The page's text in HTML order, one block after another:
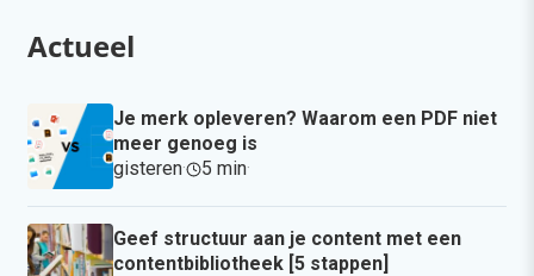
Actueel
Je merk opleveren? Waarom een PDF niet
meer genoeg is
gisteren· 5 min·
Geef structuur aan je content met een
contentbibliotheek [5 stappen]